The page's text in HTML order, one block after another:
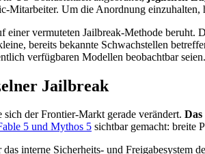
Mitarbeiter. Um die Anordnung
einer vermuteten Jailbreak-Methode
bereits bekannte Schwachstellen
verfügbaren Modellen beobachtbar seien.
Jailbreak
der Frontier-Markt gerade verändert.
5 und Mythos 5 sichtbar gemacht: breite
interne Sicherheits- und Freigabesystem